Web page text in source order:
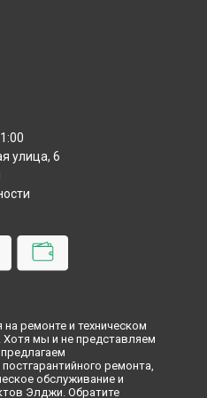
улица, 6
ремонте и техническом
Хотя мы и не представляем
ремонта,
обслуживание и
Элджи. Обратите